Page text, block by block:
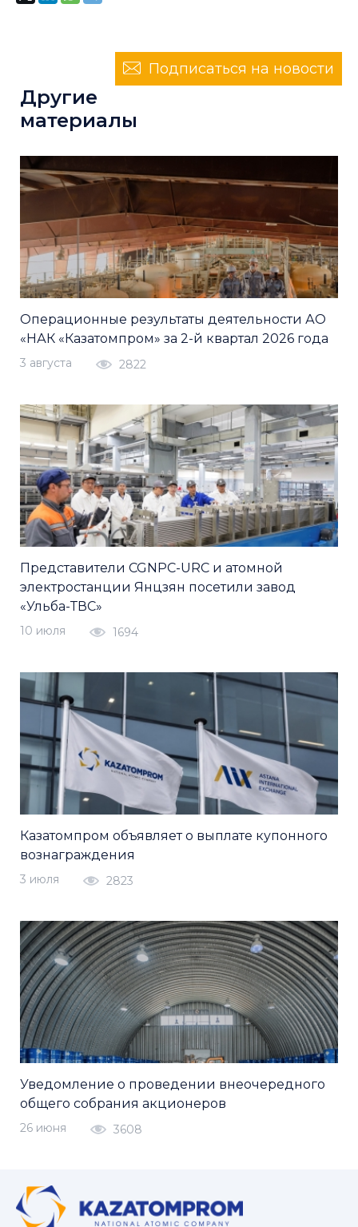
Подписаться на новости
Другие
материалы
Операционные результаты деятельности АО
«НАК «Казатомпром» за 2-й квартал 2026 года
3 августа 2822
Представители CGNPC-URC и атомной
электростанции Янцзян посетили завод
«Ульба-ТВС»
10 июля 1694
Казатомпром объявляет о выплате купонного
вознаграждения
3 июля 2823
Уведомление о проведении внеочередного
общего собрания акционеров
26 июня 3608